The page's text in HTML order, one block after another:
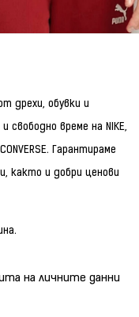
дрехи, обувки и
свободно време на NIKE,
Гарантираме
както и добри ценови
на личните данни